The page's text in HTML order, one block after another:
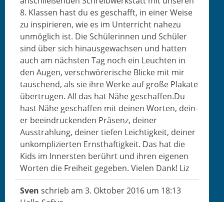
8. Klassen hast du es geschafft, in ein­er Weise
zu inspiri­eren, wie es im Unter­richt nahezu
unmöglich ist. Die Schü­lerin­nen und Schüler
sind über sich hin­aus­gewach­sen und hat­ten
auch am näch­sten Tag noch ein Leucht­en in
den Augen, ver­schwörerische Blicke mit mir
tauschend, als sie ihre Werke auf große Plakate
übertru­gen. All das hat Nähe geschaffen.Du
hast Nähe geschaf­fen mit deinen Worten, dein­
er beein­druck­enden Präsenz, dein­er
Ausstrahlung, dein­er tiefen Leichtigkeit, dein­er
unkom­plizierten Ern­sthaftigkeit. Das hat die
Kids im Inner­sten berührt und ihren eige­nen
Worten die Frei­heit gegeben. Vie­len Dank! Liz
Sven schrieb am 3. Okto­ber 2016 um 18:13